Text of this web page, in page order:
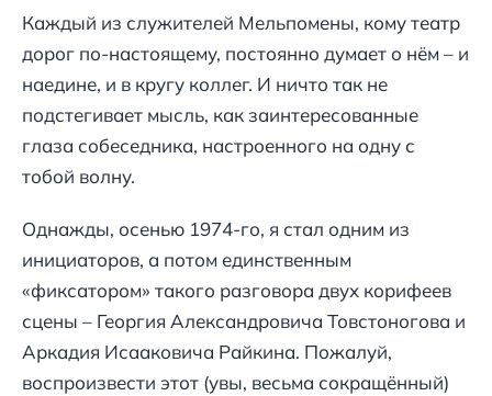
Каждый из служителей Мельпомены, кому театр
дорог по-настоящему, постоянно думает о нём – и
наедине, и в кругу коллег. И ничто так не
подстегивает мысль, как заинтересованные
глаза собеседника, настроенного на одну с
тобой волну.
Однажды, осенью 1974-го, я стал одним из
инициаторов, а потом единственным
«фиксатором» такого разговора двух корифеев
сцены – Георгия Александровича Товстоногова и
Аркадия Исааковича Райкина. Пожалуй,
воспроизвести этот (увы, весьма сокращённый)